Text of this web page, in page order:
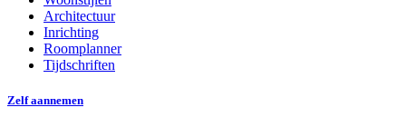
Architectuur
Inrichting
Roomplanner
Tijdschriften
Zelf aannemen